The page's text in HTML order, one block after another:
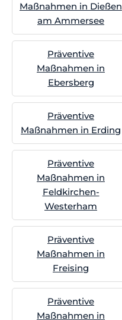
Maßnahmen in Dießen
am Ammersee
Präventive
Maßnahmen in
Ebersberg
Präventive
Maßnahmen in Erding
Präventive
Maßnahmen in
Feldkirchen-
Westerham
Präventive
Maßnahmen in
Freising
Präventive
Maßnahmen in